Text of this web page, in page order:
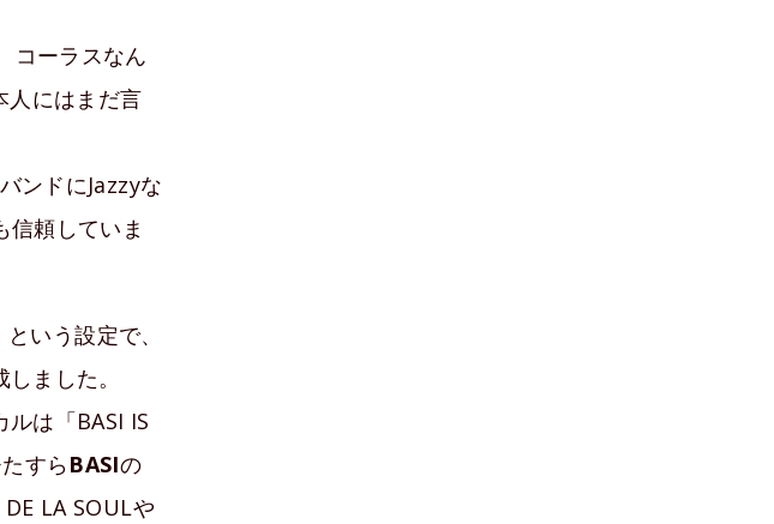
コーラスなん
人にはまだ言
ンドにJazzyな
信頼していま
いう設定で、
ました。
は「BASI IS
すらBASIの
LA SOULや